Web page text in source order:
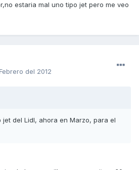
estaria mal uno tipo jet pero me veo
del 2012
jet del Lidl, ahora en Marzo, para el